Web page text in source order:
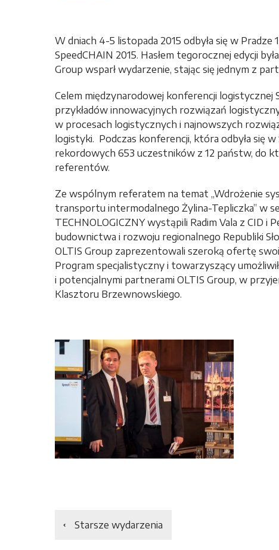
W dniach 4-5 listopada 2015 odbyła się w
SpeedCHAIN 2015. Hasłem tegorocznej edycji
Group wsparł wydarzenie, stając się jednym z
Celem międzynarodowej konferencji logistycznej
przykładów innowacyjnych rozwiązań
w procesach logistycznych i najnowszych
logistyki. Podczas konferencji, która odbyła się
rekordowych 653 uczestników z 12 państw, do
referentów.
Ze wspólnym referatem na temat „Wdrożenie
transportu intermodalnego Żylina-Tepliczka” w
TECHNOLOGICZNY wystąpili Radim Vala z
budownictwa i rozwoju regionalnego Republiki
OLTIS Group zaprezentowali szeroką ofertę
Program specjalistyczny i towarzyszący
i potencjalnymi partnerami OLTIS Group, w
Klasztoru Brzewnowskiego.
Starsze wydarzenia